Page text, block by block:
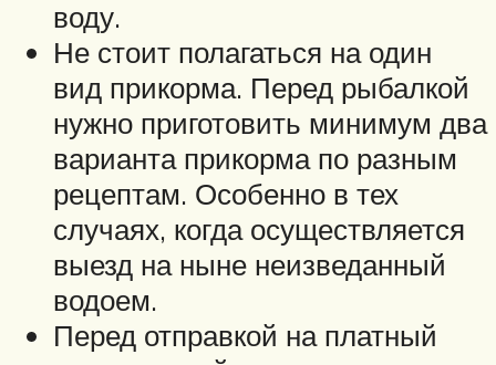
воду.
Не стоит полагаться на один
вид прикорма. Перед рыбалкой
нужно приготовить минимум два
варианта прикорма по разным
рецептам. Особенно в тех
случаях, когда осуществляется
выезд на ныне неизведанный
водоем.
Перед отправкой на платный